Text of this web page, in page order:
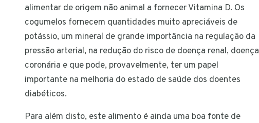
alimentar de origem não animal a fornecer Vitamina D. Os
cogumelos fornecem quantidades muito apreciáveis de
potássio, um mineral de grande importância na regulação da
pressão arterial, na redução do risco de doença renal, doença
coronária e que pode, provavelmente, ter um papel
importante na melhoria do estado de saúde dos doentes
diabéticos.
Para além disto, este alimento é ainda uma boa fonte de